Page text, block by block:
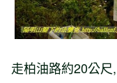
走柏油路約20公尺,